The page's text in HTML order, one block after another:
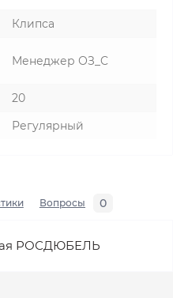
Клипса
Менеджер ОЗ_C
20
Регулярный
Вопросы 0
РОСДЮБЕЛЬ